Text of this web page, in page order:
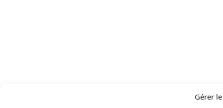
Gérer